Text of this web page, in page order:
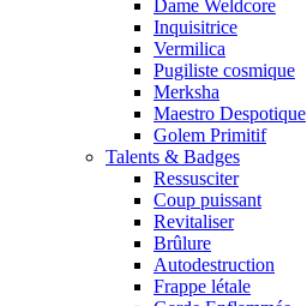
Dame Weldcore
Inquisitrice
Vermilica
Pugiliste cosmique
Merksha
Maestro Despotique
Golem Primitif
Talents & Badges
Ressusciter
Coup puissant
Revitaliser
Brûlure
Autodestruction
Frappe létale